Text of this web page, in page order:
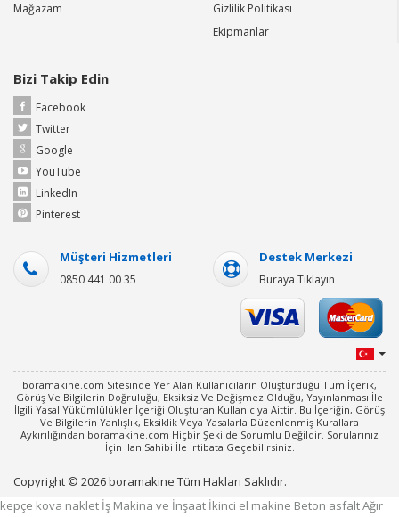
Mağazam
Gizlilik Politikası
Ekipmanlar
Bizi Takip Edin
Facebook
Twitter
Google
YouTube
LinkedIn
Pinterest
Müşteri Hizmetleri
0850 441 00 35
Destek Merkezi
Buraya Tıklayın
boramakine.com Sitesinde Yer Alan Kullanıcıların Oluşturduğu Tüm İçerik,
Görüş Ve Bilgilerin Doğruluğu, Eksiksiz Ve Değişmez Olduğu, Yayınlanması İle
İlgili Yasal Yükümlülükler İçeriği Oluşturan Kullanıcıya Aittir. Bu İçeriğin, Görüş
Ve Bilgilerin Yanlışlık, Eksiklik Veya Yasalarla Düzenlenmiş Kurallara
Aykırılığından boramakine.com Hiçbir Şekilde Sorumlu Değildir. Sorularınız
İçin İlan Sahibi İle İrtibata Geçebilirsiniz.
Copyright © 2026 boramakine Tüm Hakları Saklıdır.
kepçe kova naklet İş Makina ve İnşaat İkinci el makine Beton asfalt Ağır